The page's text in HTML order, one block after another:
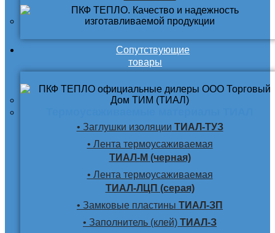
Сопутствующие
товары
• Заглушки изоляции ТИАЛ-ТУЗ
• Лента термоусаживаемая
ТИАЛ-М (черная)
• Лента термоусаживаемая
ТИАЛ-ЛЦП (серая)
• Замковые пластины ТИАЛ-ЗП
• Заполнитель (клей) ТИАЛ-З